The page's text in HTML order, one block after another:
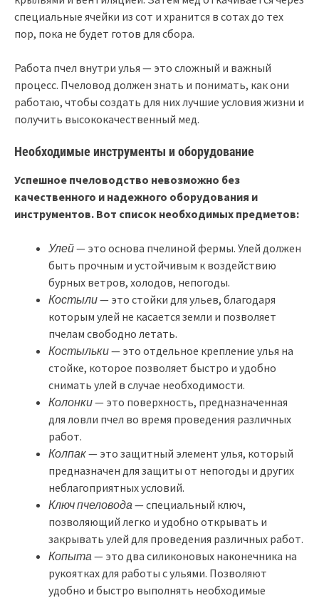
специальные ячейки из сот и хранится в сотах до тех
пор, пока не будет готов для сбора.
Работа пчел внутри улья — это сложный и важный
процесс. Пчеловод должен знать и понимать, как они
работаю, чтобы создать для них лучшие условия жизни и
получить высококачественный мед.
Необходимые инструменты и оборудование
Успешное пчеловодство невозможно без
качественного и надежного оборудования и
инструментов. Вот список необходимых предметов:
Улей— это основа пчелиной фермы. Улей должен
быть прочным и устойчивым к воздействию
бурных ветров, холодов, непогоды.
Костыли— это стойки для ульев, благодаря
которым улей не касается земли и позволяет
пчелам свободно летать.
Костыльки— это отдельное крепление улья на
стойке, которое позволяет быстро и удобно
снимать улей в случае необходимости.
Колонки— это поверхность, предназначенная
для ловли пчел во время проведения различных
работ.
Колпак— это защитный элемент улья, который
предназначен для защиты от непогоды и других
неблагоприятных условий.
Ключ пчеловода — специальный ключ,
позволяющий легко и удобно открывать и
закрывать улей для проведения различных работ.
Копыта — это два силиконовых наконечника на
рукоятках для работы с ульями. Позволяют
удобно и быстро выполнять необходимые